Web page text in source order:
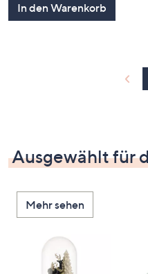
In den Warenkorb
Ausgewählt für
Mehr sehen